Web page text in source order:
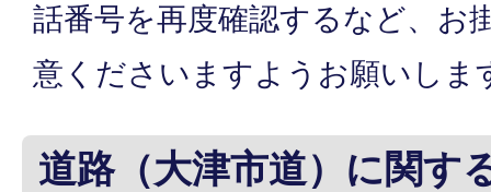
話番号を再度確認するなど、お
意くださいますようお願いしま
道路（大津市道）に関す